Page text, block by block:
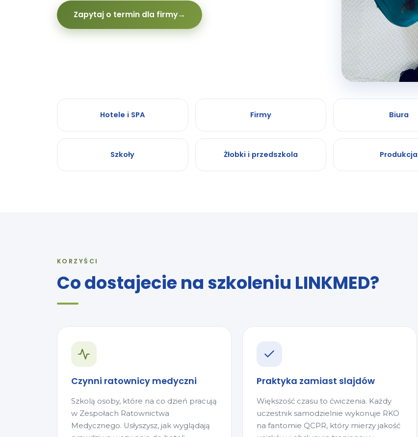
Zapytaj o termin dla firmy→
Hotele i SPA Firmy Biura
Szkoły Żłobki i przedszkola Produkcja
KORZYŚCI
Co dostajecie na szkoleniu LINKMED?
Czynni ratownicy medyczni
Szkolą osoby, które na co dzień pracują
w Zespołach Ratownictwa
Medycznego. Usłyszysz, jak wyglądają
Praktyka zamiast slajdów
Większość czasu to ćwiczenia. Każdy
uczestnik samodzielnie wykonuje RKO
na fantomie QCPR, który mierzy jakość